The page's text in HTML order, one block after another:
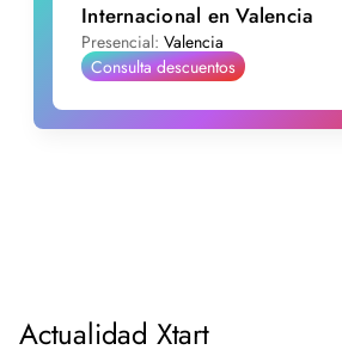
Internacional en Valencia
Presencial: Valencia
Consulta descuentos
Actualidad Xtart